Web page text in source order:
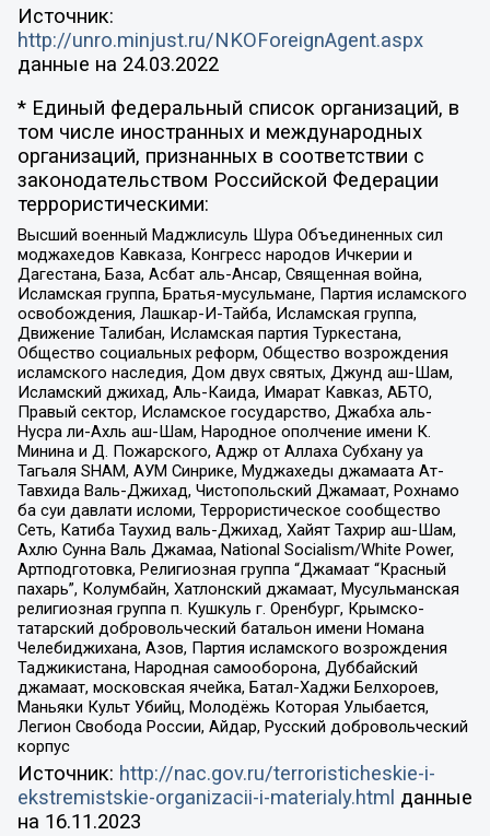
Источник:
http://unro.minjust.ru/NKOForeignAgent.aspx
данные на 24.03.2022
* Единый федеральный список организаций, в
том числе иностранных и международных
организаций, признанных в соответствии с
законодательством Российской Федерации
террористическими:
Высший военный Маджлисуль Шура Объединенных сил
моджахедов Кавказа, Конгресс народов Ичкерии и
Дагестана, База, Асбат аль-Ансар, Священная война,
Исламская группа, Братья-мусульмане, Партия исламского
освобождения, Лашкар-И-Тайба, Исламская группа,
Движение Талибан, Исламская партия Туркестана,
Общество социальных реформ, Общество возрождения
исламского наследия, Дом двух святых, Джунд аш-Шам,
Исламский джихад, Аль-Каида, Имарат Кавказ, АБТО,
Правый сектор, Исламское государство, Джабха аль-
Нусра ли-Ахль аш-Шам, Народное ополчение имени К.
Минина и Д. Пожарского, Аджр от Аллаха Субхану уа
Тагьаля SHAM, АУМ Синрике, Муджахеды джамаата Ат-
Тавхида Валь-Джихад, Чистопольский Джамаат, Рохнамо
ба суи давлати исломи, Террористическое сообщество
Сеть, Катиба Таухид валь-Джихад, Хайят Тахрир аш-Шам,
Ахлю Сунна Валь Джамаа, National Socialism/White Power,
Артподготовка, Религиозная группа “Джамаат “Красный
пахарь”, Колумбайн, Хатлонский джамаат, Мусульманская
религиозная группа п. Кушкуль г. Оренбург, Крымско-
татарский добровольческий батальон имени Номана
Челебиджихана, Азов, Партия исламского возрождения
Таджикистана, Народная самооборона, Дуббайский
джамаат, московская ячейка, Батал-Хаджи Белхороев,
Маньяки Культ Убийц, Молодёжь Которая Улыбается,
Легион Свобода России, Айдар, Русский добровольческий
корпус
Источник: http://nac.gov.ru/terroristicheskie-i-
ekstremistskie-organizacii-i-materialy.html данные
на 16.11.2023